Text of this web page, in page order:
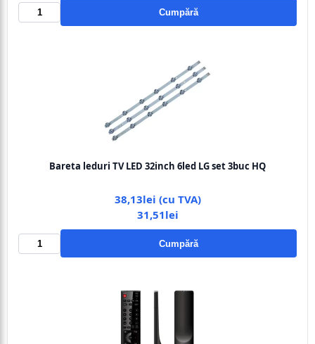
Cumpără
Bareta leduri TV LED 32inch 6led LG set 3buc HQ
38,13lei (cu TVA)
31,51lei
Cumpără